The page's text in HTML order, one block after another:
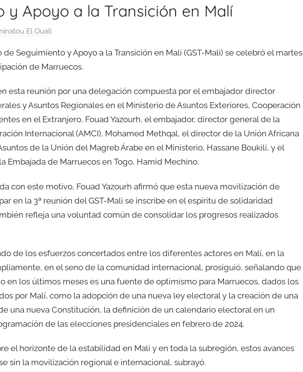
y Apoyo a la Transición en Malí
El Ouali
Seguimiento y Apoyo a la Transición en Malí (GST-Mali) se celebró el martes
de Marruecos.
esta reunión por una delegación compuesta por el embajador director
y Asuntos Regionales en el Ministerio de Asuntos Exteriores, Cooperación
en el Extranjero, Fouad Yazourh, el embajador, director general de la
Internacional (AMCI), Mohamed Methqal, el director de la Unión Africana
de la Unión del Magreb Árabe en el Ministerio, Hassane Boukili, y el
Embajada de Marruecos en Togo, Hamid Mechino.
con este motivo, Fouad Yazourh afirmó que esta nueva movilización de
en la 3ª reunión del GST-Mali se inscribe en el espíritu de solidaridad
refleja una voluntad común de consolidar los progresos realizados
de los esfuerzos concertados entre los diferentes actores en Malí, en la
en el seno de la comunidad internacional, prosiguió, señalando que
en los últimos meses es una fuente de optimismo para Marruecos, dados los
por Malí, como la adopción de una nueva ley electoral y la creación de una
una nueva Constitución, la definición de un calendario electoral en un
de las elecciones presidenciales en febrero de 2024.
el horizonte de la estabilidad en Malí y en toda la subregión, estos avances
sin la movilización regional e internacional, subrayó.